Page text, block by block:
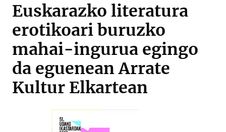
Euskarazko literatura
erotikoari buruzko
mahai-ingurua egingo
da eguenean Arrate
Kultur Elkartean